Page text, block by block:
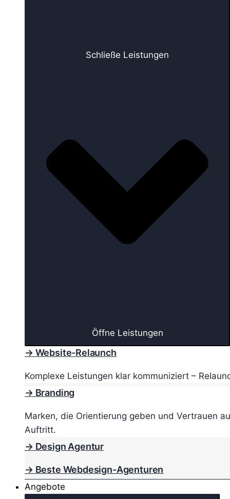
Schließe Leistungen
Öffne Leistungen
→ Website-Relaunch
Komplexe Leistungen klar kommuniziert –
→ Branding
Marken, die Orientierung geben und Vertrauen
Auftritt.
→ Design Agentur
→ Beste Webdesign-Agenturen
Angebote